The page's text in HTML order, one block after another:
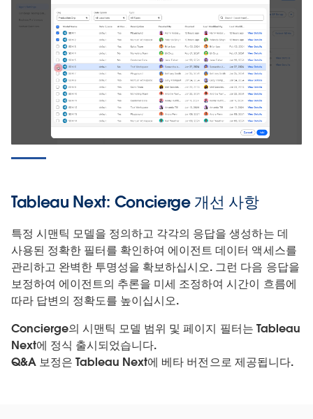
Tableau Next: Concierge 개선 사항
특정 시맨틱 모델을 정의하고 각각의 응답을 생성하는 데
사용된 정확한 필터를 확인하여 에이전트 데이터 액세스를
관리하고 완벽한 투명성을 확보하십시오. 그런 다음 응답을
보정하여 에이전트의 추론을 미세 조정하여 시간이 흐름에
따라 답변의 정확도를 높이십시오.
Concierge의 시맨틱 모델 범위 및 페이지 필터는 Tableau
Next에 정식 출시되었습니다.
Q&A 보정은 Tableau Next에 베타 버전으로 제공됩니다.